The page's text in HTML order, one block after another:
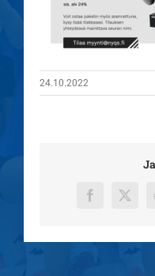
24.10.2022
Facebook
X